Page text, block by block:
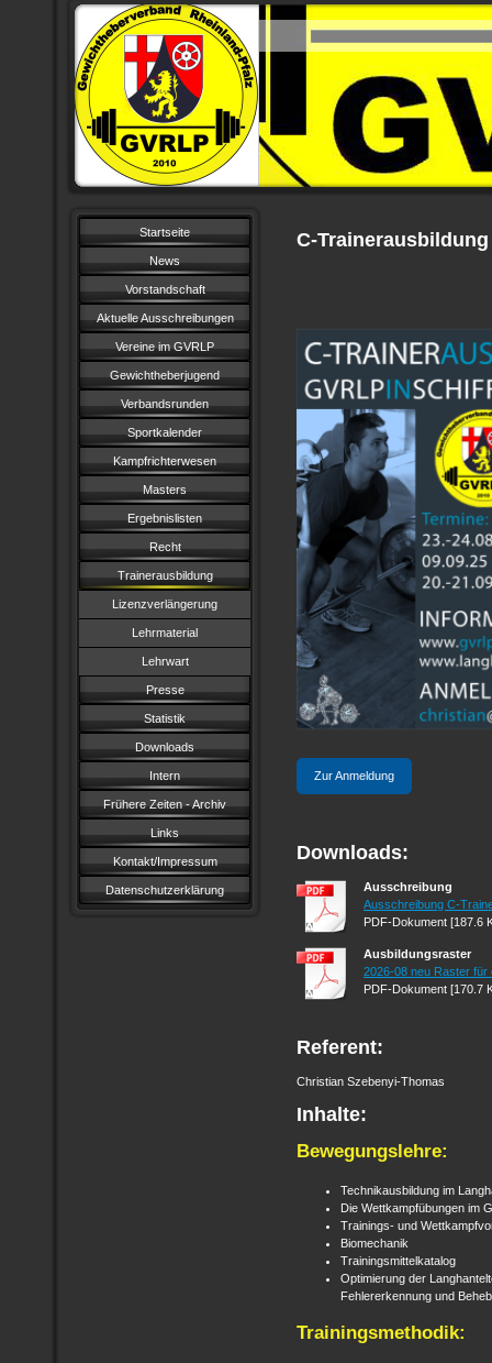
Startseite
News
Vorstandschaft
Aktuelle Ausschreibungen
Vereine im GVRLP
Gewichtheberjugend
Verbandsrunden
Sportkalender
Kampfrichterwesen
Masters
Ergebnislisten
Recht
Trainerausbildung
Lizenzverlängerung
Lehrmaterial
Lehrwart
Presse
Statistik
Downloads
Intern
Frühere Zeiten - Archiv
Links
Kontakt/Impressum
Datenschutzerklärung
C-Trainerausbildung
Zur Anmeldung
Downloads:
Ausschreibung
Ausschreibung C-
PDF-Dokument [187.6
Ausbildungsraster
2026-08 neu Raster für
PDF-Dokument [170.7
Referent:
Christian Szebenyi-Thomas
Inhalte:
Bewegungslehre:
Technikausbildung im
Die Wettkampfübungen im
Trainings- und
Biomechanik
Trainingsmittelkatalog
Optimierung der
Fehlererkennung und
Trainingsmethodik: